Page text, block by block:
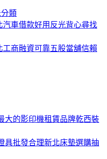
類
汽車借款好用反光背心尋找
工商融資可靠五股當舖信賴
大的影印機租賃品牌乾西裝
具批發合理新北床墊選購抽